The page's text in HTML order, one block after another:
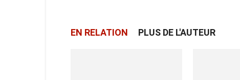
EN RELATION PLUS DE L'AUTEUR